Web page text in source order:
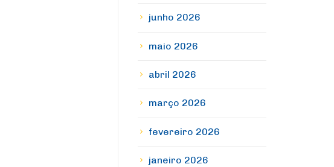
junho 2026
maio 2026
abril 2026
março 2026
fevereiro 2026
janeiro 2026